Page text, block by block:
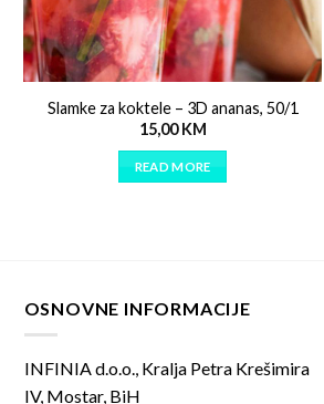
Slamke za koktele – 3D ananas, 50/1
15,00KM
READ MORE
OSNOVNE INFORMACIJE
INFINIA d.o.o., Kralja Petra Krešimira
IV, Mostar, BiH